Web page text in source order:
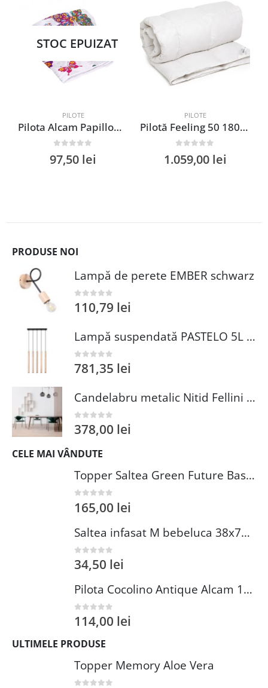
STOC EPUIZAT
PILOTE
Pilota Alcam Papillons microfibra matlasata 200×220 cm 250g/mp design natura confort termic
97,50 lei
PILOTE
Pilotă Feeling 50 180×200 cm din puf și pană de gâscă, lavabilă, 100% bumbac, durabilă, fabricată în România
1.059,00 lei
PRODUSE NOI
Lampă de perete EMBER schwarz
0 out of 5
110,79 lei
Lampă suspendată PASTELO 5L lemn
0out of 5
781,35 lei
Candelabru metalic Nitid Fellini MR 897 E27 100W 20cm diametru inaltime ajustabila 115cm
0 out of 5
378,00 lei
CELE MAI VÂNDUTE
Topper Saltea Green Future Basic Confort 80x190 cm Spuma Poliuretanica Elastica Husa PES 100%
0 out of 5
165,00 lei
Saltea infasat M bebeluca 38x70 cm spuma PVC lavabila pentru confort si siguranta bebelusului
0out of 5
34,50 lei
Pilota Cocolino Antique Alcam 140x200 cm din Microfibra si Fleece pentru Confort Premium
0 out of 5
114,00 lei
ULTIMELE PRODUSE
Topper Memory Aloe Vera